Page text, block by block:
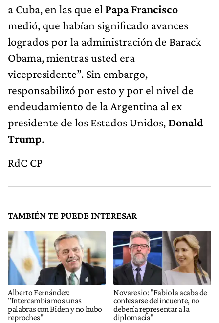
a Cuba, en las que el Papa Francisco
medió, que habían significado avances
logrados por la administración de Barack
Obama, mientras usted era
vicepresidente”. Sin embargo,
responsabilizó por esto y por el nivel de
endeudamiento de la Argentina al ex
presidente de los Estados Unidos, Donald
Trump.
RdC CP
TAMBIÉN TE PUEDE INTERESAR
Alberto Fernández:
"Intercambiamos unas
palabras con Biden y no hubo
reproches"
Novaresio: "Fabiola acaba de
confesarse delincuente, no
debería representar a la
diplomacia"